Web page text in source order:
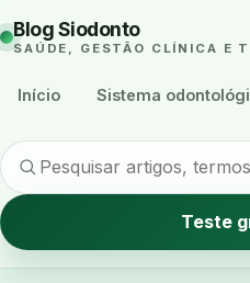
Blog Siodonto
SAÚDE, GESTÃO CLÍNICA E
Início Sistema
Teste